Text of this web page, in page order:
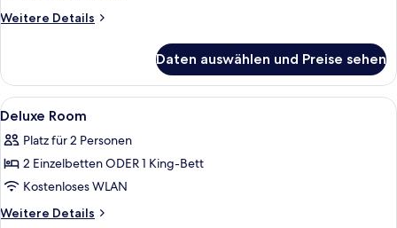
anzeigen
Weitere Details
Weitere
Suite,
1 King-
Bett,
Poolblick
Daten auswählen und Preise sehen
Alle
Fotos
für
Deluxe
Room
anzeigen
Bettwäsche aus ägyptischer
8
Deluxe Room
Platz für 2 Personen
2 Einzelbetten ODER 1 King-Bett
Kostenloses WLAN
Weitere Details
Weitere